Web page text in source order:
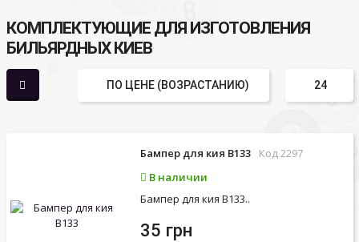
КОМПЛЕКТУЮЩИЕ ДЛЯ ИЗГОТОВЛЕНИЯ
БИЛЬЯРДНЫХ КИЕВ
Бампер для кия B133
Код 2297
В наличии
Бампер для кия B133..
35 грн